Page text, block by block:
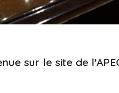
sur le site de